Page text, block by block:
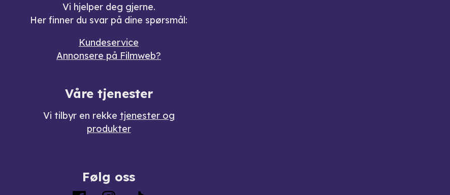
Vi hjelper deg gjerne.
Her finner du svar på dine spørsmål:
Kundeservice
Annonsere på Filmweb?
Våre tjenester
Vi tilbyr en rekke tjenester og
produkter
Følg oss